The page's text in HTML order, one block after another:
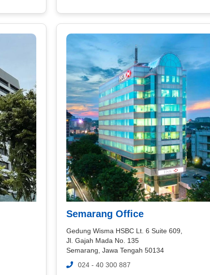
Semarang Office
Gedung Wisma HSBC Lt. 6 Suite 609,
Jl. Gajah Mada No. 135
Semarang, Jawa Tengah 50134
024 - 40 300 887